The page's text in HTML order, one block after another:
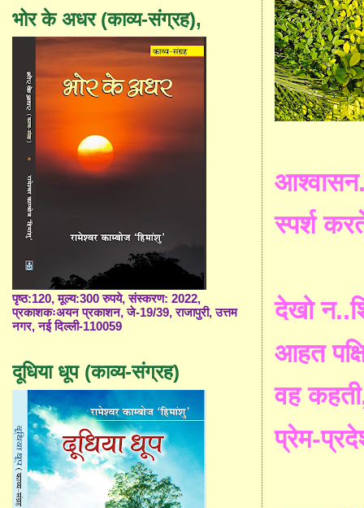
आश्वासन
स्पर्श
देखो न..
आहत
वह कहती
प्रेम-
भोर के अधर (काव्य-संग्रह),
पृष्ठ:120, मूल्य:300 रुपये, संस्करण: 2022,
प्रकाशकःअयन प्रकाशन, जे-19/39, राजापुरी, उत्तम
नगर, नई दिल्ली-110059
दूधिया धूप (काव्य-संग्रह)